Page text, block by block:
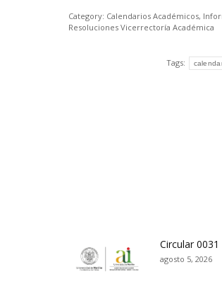
Category: Calendarios Académicos,
Resoluciones Vicerrectoría Académica
Tags:
Circular
agosto 5, 2026